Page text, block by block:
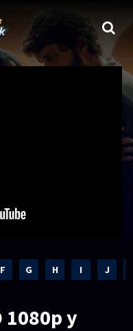
REMUX
F G H I J
1080p y